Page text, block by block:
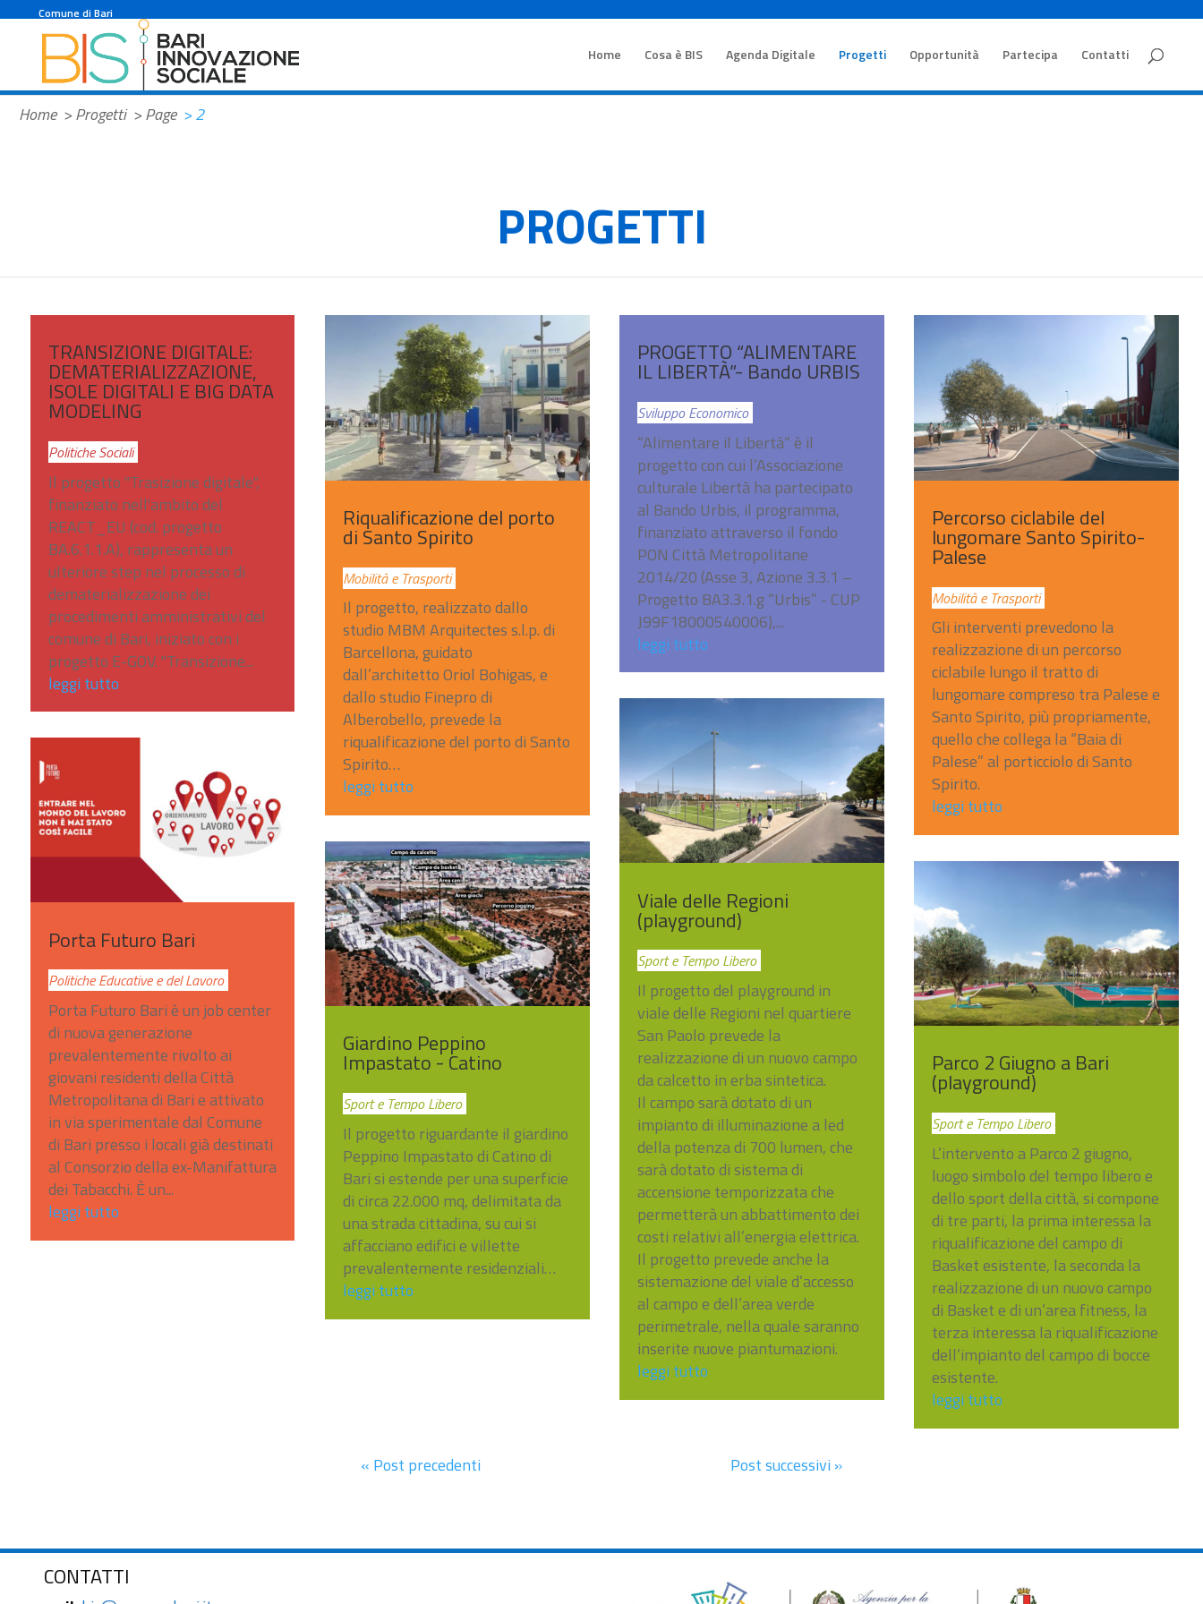
Comune di Bari
Home Cosa è BIS Agenda Digitale Progetti Opportunità Partecipa Contatti
Home > Progetti > Page > 2
PROGETTI
TRANSIZIONE DIGITALE:
DEMATERIALIZZAZIONE,
ISOLE DIGITALI E BIG DATA
MODELING
Politiche Sociali
Il progetto "Trasizione digitale",
finanziato nell'ambito del
REACT_EU (cod. progetto
BA.6.1.1.A), rappresenta un
ulteriore step nel processo di
dematerializzazione dei
procedimenti amministrativi del
comune di Bari, iniziato con i
progetto E-GOV. "Transizione...
leggi tutto
Porta Futuro Bari
Politiche Educative e del Lavoro
Porta Futuro Bari è un job center
di nuova generazione
prevalentemente rivolto ai
giovani residenti della Città
Metropolitana di Bari e attivato
in via sperimentale dal Comune
di Bari presso i locali già destinati
al Consorzio della ex-Manifattura
dei Tabacchi. È un...
leggi tutto
Riqualificazione del porto
di Santo Spirito
Mobilità e Trasporti
Il progetto, realizzato dallo
studio MBM Arquitectes s.l.p. di
Barcellona, guidato
dall’architetto Oriol Bohigas, e
dallo studio Finepro di
Alberobello, prevede la
riqualificazione del porto di Santo
Spirito…
leggi tutto
Giardino Peppino
Impastato - Catino
Sport e Tempo Libero
Il progetto riguardante il giardino
Peppino Impastato di Catino di
Bari si estende per una superficie
di circa 22.000 mq, delimitata da
una strada cittadina, su cui si
affacciano edifici e villette
prevalentemente residenziali…
leggi tutto
PROGETTO “ALIMENTARE
IL LIBERTÀ”- Bando URBIS
Sviluppo Economico
“Alimentare il Libertà“ è il
progetto con cui l’Associazione
culturale Libertà ha partecipato
al Bando Urbis, il programma,
finanziato attraverso il fondo
PON Città Metropolitane
2014/20 (Asse 3, Azione 3.3.1 –
Progetto BA3.3.1.g “Urbis” - CUP
J99F18000540006),...
leggi tutto
Viale delle Regioni
(playground)
Sport e Tempo Libero
Il progetto del playground in
viale delle Regioni nel quartiere
San Paolo prevede la
realizzazione di un nuovo campo
da calcetto in erba sintetica.
Il campo sarà dotato di un
impianto di illuminazione a led
della potenza di 700 lumen, che
sarà dotato di sistema di
accensione temporizzata che
permetterà un abbattimento dei
costi relativi all’energia elettrica.
Il progetto prevede anche la
sistemazione del viale d’accesso
al campo e dell’area verde
perimetrale, nella quale saranno
inserite nuove piantumazioni.
leggi tutto
Percorso ciclabile del
lungomare Santo Spirito-
Palese
Mobilità e Trasporti
Gli interventi prevedono la
realizzazione di un percorso
ciclabile lungo il tratto di
lungomare compreso tra Palese e
Santo Spirito, più propriamente,
quello che collega la “Baia di
Palese” al porticciolo di Santo
Spirito.
leggi tutto
Parco 2 Giugno a Bari
(playground)
Sport e Tempo Libero
L’intervento a Parco 2 giugno,
luogo simbolo del tempo libero e
dello sport della città, si compone
di tre parti, la prima interessa la
riqualificazione del campo di
Basket esistente, la seconda la
realizzazione di un nuovo campo
di Basket e di un’area fitness, la
terza interessa la riqualificazione
dell’impianto del campo di bocce
esistente.
leggi tutto
« Post precedenti Post successivi »
CONTATTI